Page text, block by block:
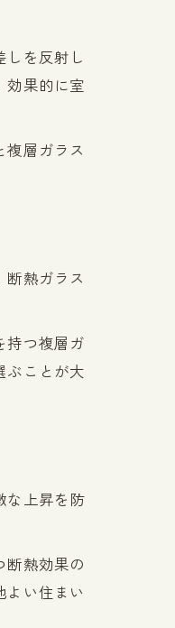
を反射し
効果的に室
層ガラス
熱ガラス
持つ複層ガ
ぶことが大
な上昇を防
断熱効果の
い住まい